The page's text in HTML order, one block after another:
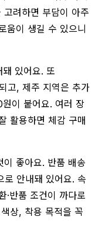
려하면 부담이 아주
움이 생길 수 있으니
돼 있어요. 또
고, 제주 지역은 추가
이 붙어요. 여러 장
활용하면 체감 구매
이 좋아요. 반품 배송
로 안내돼 있어요. 속
·반품 조건이 까다로
상, 착용 목적을 꼭